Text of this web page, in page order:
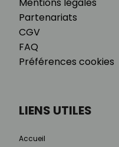
Partenariats
CGV
FAQ
Préférences cookies
LIENS UTILES
Accueil